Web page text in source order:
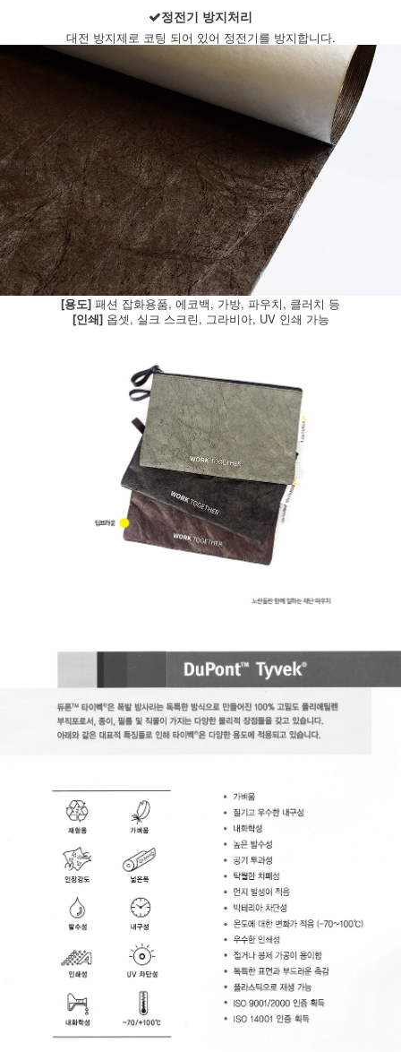
정전기 방지처리
대전 방지제로 코팅 되어 있어 정전기를 방지합니다.
[용도] 패션 잡화용품, 에코백, 가방, 파우치, 클러치 등
[인쇄]옵셋, 실크 스크린, 그라비아, UV 인쇄 가능